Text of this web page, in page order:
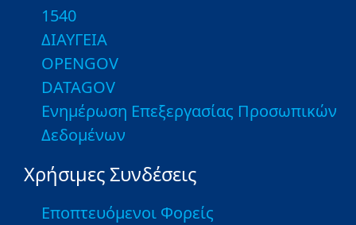
1540
ΔΙΑΥΓΕΙΑ
OPENGOV
DATAGOV
Ενημέρωση Επεξεργασίας Προσωπικών
Δεδομένων
Χρήσιμες Συνδέσεις
Εποπτευόμενοι Φορείς